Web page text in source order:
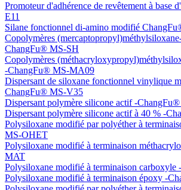
Promoteur d'adhérence de revêtement à base
E11
Silane fonctionnel di-amino modifié
Copolymères
ChangFu® MS-SH
Copolymères
-ChangFu® MS-MA09
Dispersant de siloxane fonctionnel vinylique
ChangFu® MS-V35
Dispersant polymère silicone actif -
Dispersant polymère silicone actif à 40 % -
Polysiloxane modifié par polyéther à
MS-OHET
Polysiloxane modifié à terminaison
MAT
Polysiloxane modifié à terminaison
Polysiloxane modifié à terminaison époxy -